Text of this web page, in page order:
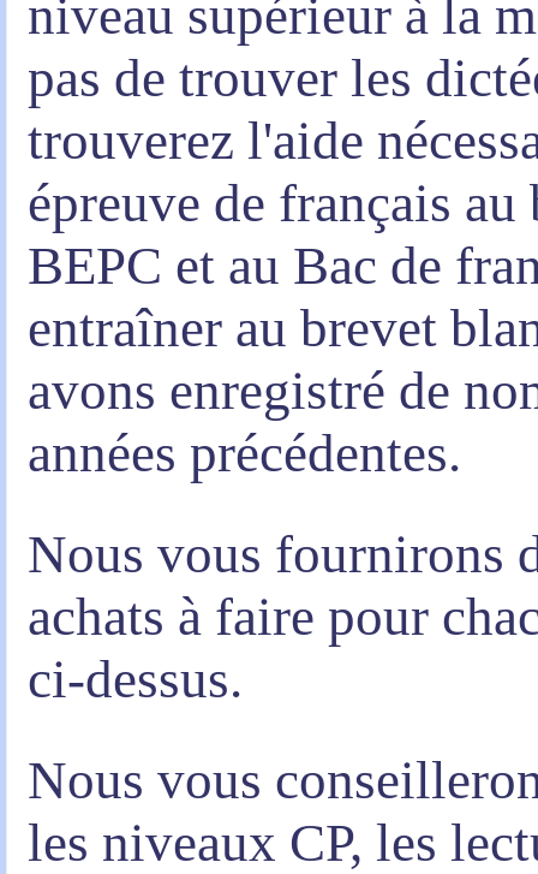
niveau supérieur à la
pas de trouver les
trouverez l'aide
épreuve de français
BEPC et au Bac de
entraîner au brevet
avons enregistré de
années précédentes.
Nous vous fournirons
achats à faire pour
ci-dessus.
Nous vous
les niveaux CP, les